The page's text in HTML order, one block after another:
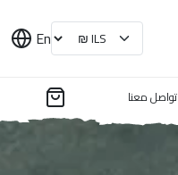
En
تواصل معنا